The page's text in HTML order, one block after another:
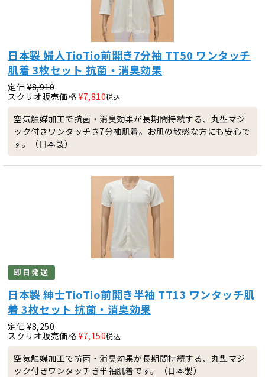
日本製 婦人TioTio前開き7分袖 TT50 ワンタッチ
肌着 3枚セット 抗菌・消臭効果
定価 ¥8,910
スクリオ販売価格 ¥7,810税込
空気触媒加工で抗菌・消臭効果が長期間持続する、丸型マジ
ック付きワンタッチき7分袖肌着。お肌の敏感な方にも安心で
す。（日本製）
即日発送
日本製 紳士TioTio前開き半袖 TT13 ワンタッチ肌
着 3枚セット 抗菌・消臭効果
定価 ¥8,250
スクリオ販売価格 ¥7,150税込
空気触媒加工で抗菌・消臭効果が長期間持続する、丸型マジ
ック付きワンタッチき半袖肌着です。（日本製）